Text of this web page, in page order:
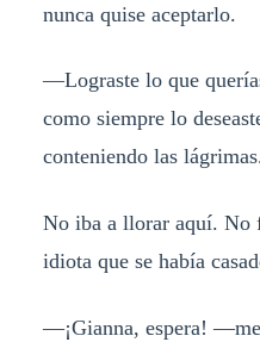
nunca quise aceptarlo.
—Lograste lo que
como siempre lo
conteniendo las
No iba a llorar aquí. No
idiota que se había
—¡Gianna, espera!